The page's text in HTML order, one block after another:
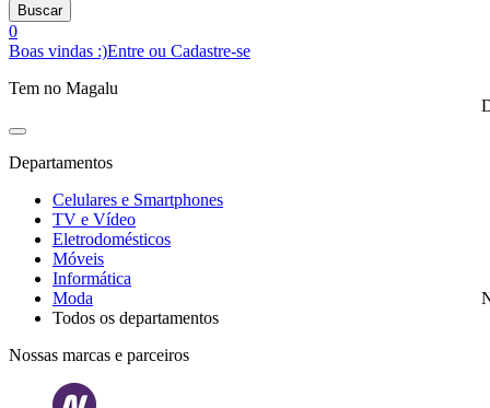
Buscar
0
Boas vindas :)Entre ou Cadastre-se
Tem no Magalu
Departamentos
Celulares e Smartphones
TV e Vídeo
Eletrodomésticos
Móveis
Informática
Moda
Todos os departamentos
Nossas marcas e parceiros